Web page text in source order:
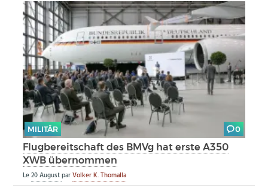
MILITÄR 0
Flugbereitschaft des BMVg hat erste A350
XWB übernommen
Le20 AugustparVolker K. Thomalla